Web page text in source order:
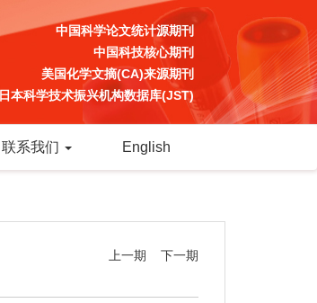
中国科学论文统计源期刊
中国科技核心期刊
美国化学文摘(CA)来源期刊
日本科学技术振兴机构数据库(JST)
联系我们 English
上一期
下一期